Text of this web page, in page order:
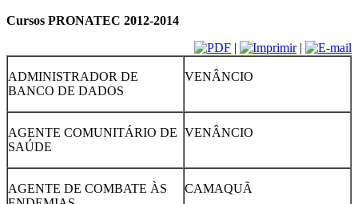
Cursos PRONATEC 2012-2014
|
|
ADMINISTRADOR DE
BANCO DE DADOS
VENÂNCIO
AGENTE COMUNITÁRIO DE
SAÚDE
VENÂNCIO
AGENTE DE COMBATE ÀS
CAMAQUÃ